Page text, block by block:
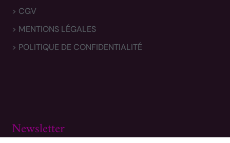
> CGV
> MENTIONS LÉGALES
> POLITIQUE DE CONFIDENTIALITÉ
Newsletter